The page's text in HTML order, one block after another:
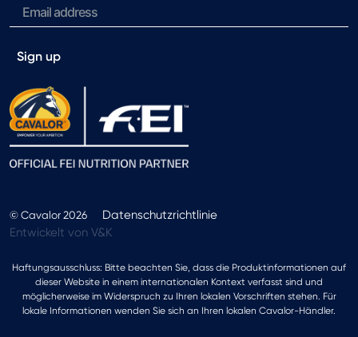
Sign up
© Cavalor 2026
Datenschutzrichtlinie
Entwickelt von V&K
Haftungsausschluss: Bitte beachten Sie, dass die Produktinformationen auf
dieser Website in einem internationalen Kontext verfasst sind und
möglicherweise im Widerspruch zu Ihren lokalen Vorschriften stehen. Für
lokale Informationen wenden Sie sich an Ihren lokalen Cavalor-Händler.